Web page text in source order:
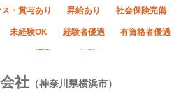
社 （神奈川県横浜市）
・賞与あり 昇給あり 社会保険完備
未経験OK 経験者優遇 有資格者優遇